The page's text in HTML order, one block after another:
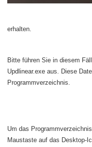
erhalten.
Bitte führen Sie in diesem
Updlinear.exe aus. Diese
Programmverzeichnis.
Um das
Maustaste auf das Desktop-